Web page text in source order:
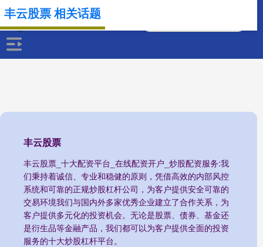
丰云股票
丰云股票_十大配资平台_在线配资开户_炒股配资服务:我
们秉持着诚信、专业和稳健的原则，凭借高效的内部风控
系统和可靠的正规炒股杠杆公司，为客户提供安全可靠的
交易环境我们与国内外多家优秀企业建立了合作关系，为
客户提供多元化的投资机会。无论是股票、债券、基金还
是衍生品等金融产品，我们都可以为客户提供全面的投资
服务的十大炒股杠杆平台。
丰云股票 相关话题